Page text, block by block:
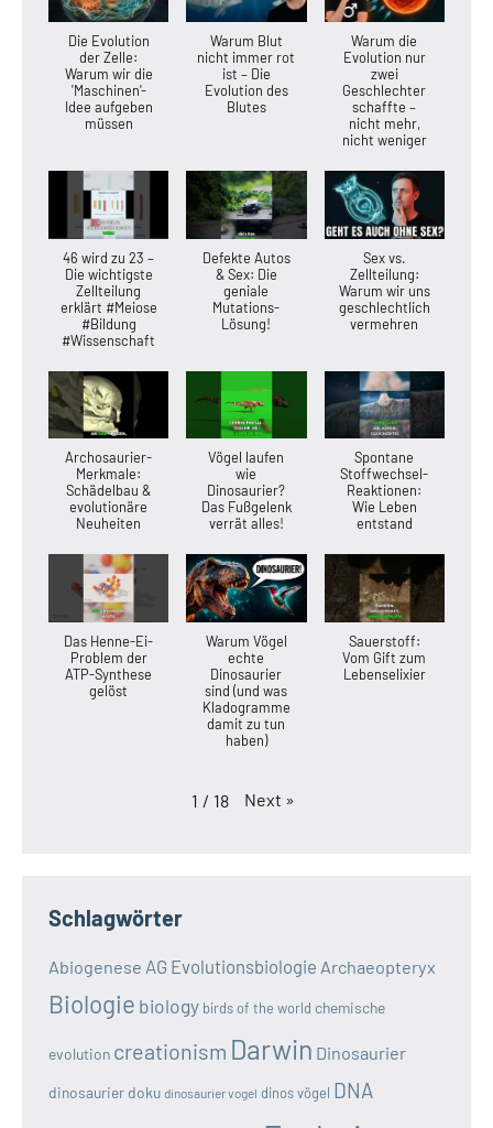
Die Evolution
der Zelle:
Warum wir die
'Maschinen'-
Idee aufgeben
müssen
Warum Blut
nicht immer rot
ist – Die
Evolution des
Blutes
Warum die
Evolution nur
zwei
Geschlechter
schaffte –
nicht mehr,
nicht weniger
46 wird zu 23 –
Die wichtigste
Zellteilung
erklärt #Meiose
#Bildung
#Wissenschaft
Defekte Autos
& Sex: Die
geniale
Mutations-
Lösung!
Sex vs.
Zellteilung:
Warum wir uns
geschlechtlich
vermehren
Archosaurier-
Merkmale:
Schädelbau &
evolutionäre
Neuheiten
Vögel laufen
wie
Dinosaurier?
Das Fußgelenk
verrät alles!
Spontane
Stoffwechsel-
Reaktionen:
Wie Leben
entstand
Das Henne-Ei-
Problem der
ATP-Synthese
gelöst
Warum Vögel
echte
Dinosaurier
sind (und was
Kladogramme
damit zu tun
haben)
Sauerstoff:
Vom Gift zum
Lebenselixier
1 / 18 Next »
Schlagwörter
Abiogenese AG Evolutionsbiologie Archaeopteryx
Biologie biology birds of the world chemische
evolution creationism Darwin Dinosaurier
dinosaurier doku dinosaurier vogel dinos vögel DNA